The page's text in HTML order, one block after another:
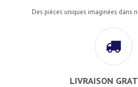
Des pièces uniques imaginées dans
LIVRAISON